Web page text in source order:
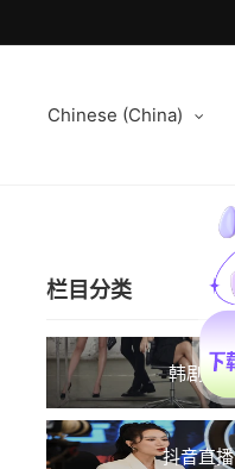
Chinese (China)
栏目分类
韩剧TV
抖音直播